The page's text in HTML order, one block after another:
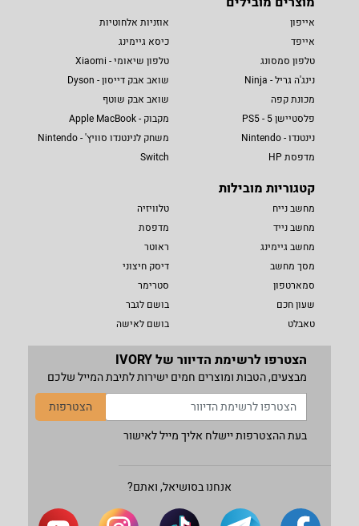
אייפון
אייפד
טלפון סמסונג
נינג'ה גריל - Ninja
מכונת קפה
פלסטיישן 5 - PS5
נינטנדו - Nintendo
מדפסת HP
אוזניות אלחוטיות
כיסא גיימינג
טלפון שיאומי - Xiaomi
שואב אבק דייסון - Dyson
שואב אבק שוטף
מקבוק - Apple MacBook
משחק לנינטנדו סוויץ' - Nintendo
Switch
קטגוריות מובילות
מחשב נייח
מחשב נייד
מחשב גיימינג
מסך מחשב
סמארטפון
שעון חכם
טאבלט
טלוויזיה
מדפסת
ראוטר
דיסק חיצוני
סטרימר
בושם לגבר
בושם לאישה
הצטרפו לרשימת הדיוור של IVORY
מבצעים, הטבות ומוצרים חמים ישירות לתיבת המייל שלכם
הצטרפות
בעת ההצטרפות יישלח אליך מייל לאישור
אנחנו בסושיאל, ואתם?